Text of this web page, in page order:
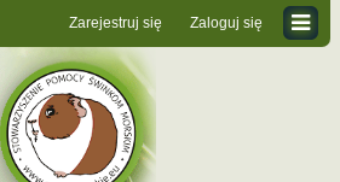
Zaloguj się
Zarejestruj się